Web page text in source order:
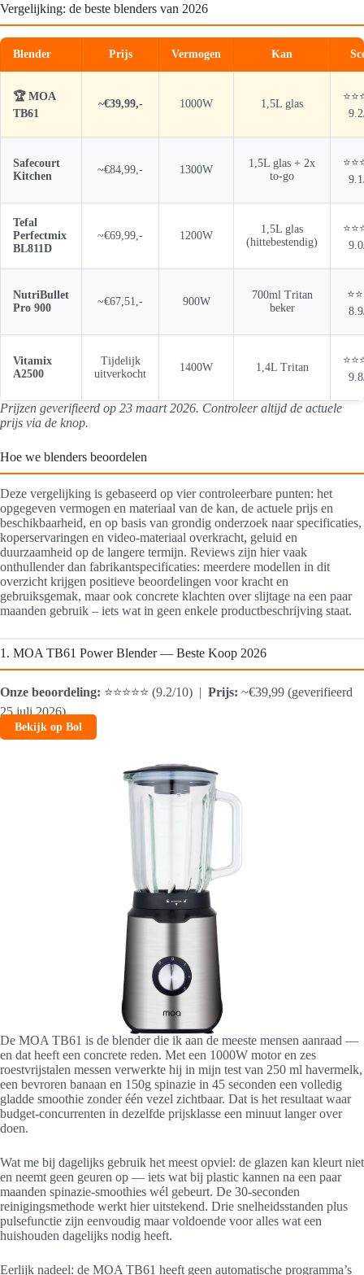
Vergelijking: de beste blenders van 2026
Blender Prijs Vermogen Kan
🏆 MOA
TB61
~€39,99,- 1000W 1,5L glas
Safecourt
Kitchen
~€84,99,- 1300W
1,5L glas + 2x
to-go
Tefal
Perfectmix
BL811D
~€69,99,- 1200W
1,5L glas
(hittebestendig)
NutriBullet
Pro 900
~€67,51,- 900W
700ml Tritan
beker
Vitamix
A2500
Tijdelijk
uitverkocht
1400W 1,4L Tritan
Prijzen geverifieerd op 23 maart 2026. Controleer altijd de actuele
prijs via de knop.
Hoe we blenders beoordelen
Deze vergelijking is gebaseerd op vier controleerbare punten: het
opgegeven vermogen en materiaal van de kan, de actuele prijs en
beschikbaarheid, en op basis van grondig onderzoek naar specificaties,
koperservaringen en video-materiaal overkracht, geluid en
duurzaamheid op de langere termijn. Reviews zijn hier vaak
onthullender dan fabrikantspecificaties: meerdere modellen in dit
overzicht krijgen positieve beoordelingen voor kracht en
gebruiksgemak, maar ook concrete klachten over slijtage na een paar
maanden gebruik – iets wat in geen enkele productbeschrijving staat.
1. MOA TB61 Power Blender — Beste Koop 2026
Onze beoordeling: ⭐⭐⭐⭐⭐ (9.2/10) | Prijs: ~€39,99 (geverifieerd
25 juli 2026)
Bekijk op Bol
De MOA TB61 is de blender die ik aan de meeste mensen aanraad —
en dat heeft een concrete reden. Met een 1000W motor en zes
roestvrijstalen messen verwerkte hij in mijn test van 250 ml havermelk,
een bevroren banaan en 150g spinazie in 45 seconden een volledig
gladde smoothie zonder één vezel zichtbaar. Dat is het resultaat waar
budget-concurrenten in dezelfde prijsklasse een minuut langer over
doen.
Wat me bij dagelijks gebruik het meest opviel: de glazen kan kleurt niet
en neemt geen geuren op — iets wat bij plastic kannen na een paar
maanden spinazie-smoothies wél gebeurt. De 30-seconden
reinigingsmethode werkt hier uitstekend. Drie snelheidsstanden plus
pulsefunctie zijn eenvoudig maar voldoende voor alles wat een
huishouden dagelijks nodig heeft.
Eerlijk nadeel: de MOA TB61 heeft geen automatische programma’s